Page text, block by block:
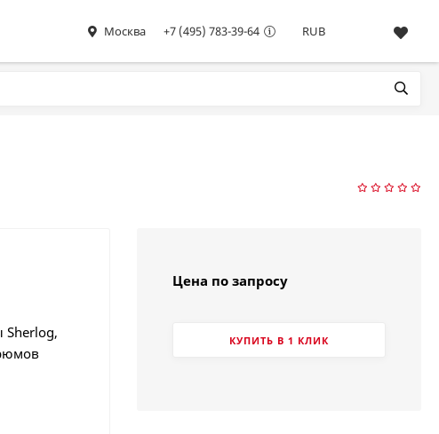
Москва +7 (495) 783-39-64 RUB
Sherlog,
Цена по запросу
КУПИТЬ В 1 КЛИК